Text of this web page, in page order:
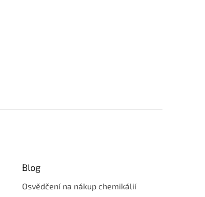
Blog
Osvědčení na nákup chemikálií